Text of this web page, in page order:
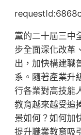
黨的二十屆三中
步全面深化改革
出，加快構建職
系。隨著產業升
行各業對高技能
教育越來越受追
景如何？如何加
提升職業教育吸